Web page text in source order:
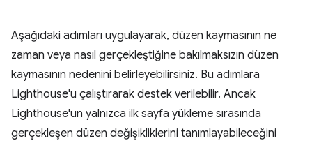
Aşağıdaki adımları uygulayarak, düzen kaymasının ne
zaman veya nasıl gerçekleştiğine bakılmaksızın düzen
kaymasının nedenini belirleyebilirsiniz. Bu adımlara
Lighthouse'u çalıştırarak destek verilebilir. Ancak
Lighthouse'un yalnızca ilk sayfa yükleme sırasında
gerçekleşen düzen değişikliklerini tanımlayabileceğini